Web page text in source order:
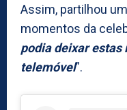
Assim, partilhou
momentos da
podia deixar estas
telemóvel”.